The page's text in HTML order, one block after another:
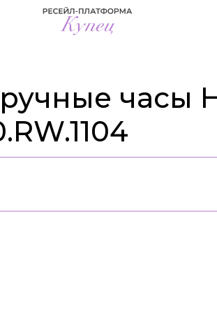
часы